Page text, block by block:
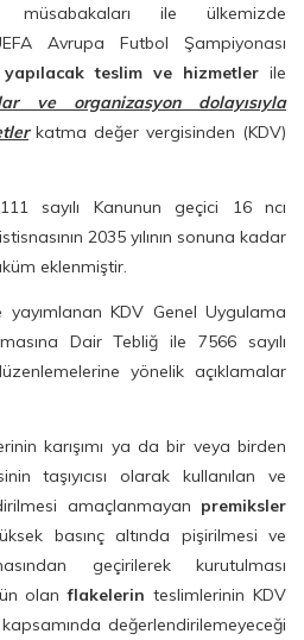
ile ülkemizde
Avrupa Futbol Şampiyonası
teslim ve hizmetler ile
ve organizasyon dolayısıyla
katma değer vergisinden (KDV)
sayılı Kanunun geçici 16 ncı
2035 yılının sonuna kadar
eklenmiştir.
yayımlanan KDV Genel Uygulama
Dair Tebliğ ile 7566 sayılı
yönelik açıklamalar
karışımı ya da bir veya birden
taşıyıcısı olarak kullanılan ve
amaçlanmayan premiksler
basınç altında pişirilmesi ve
geçirilerek kurutulması
olanflakelerinteslimlerinin KDV
değerlendirilemeyeceği